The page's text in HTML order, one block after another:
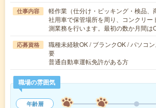
仕事内容
軽作業（仕分け・ピッキング・検品、
社用車で保管場所を周り、コンクリー
測業務を行います。最初の数か月間
応募資格
職種未経験OK / ブランクOK / パソコ
要
普通自動車運転免許がある方
職場の雰囲気
年齢層